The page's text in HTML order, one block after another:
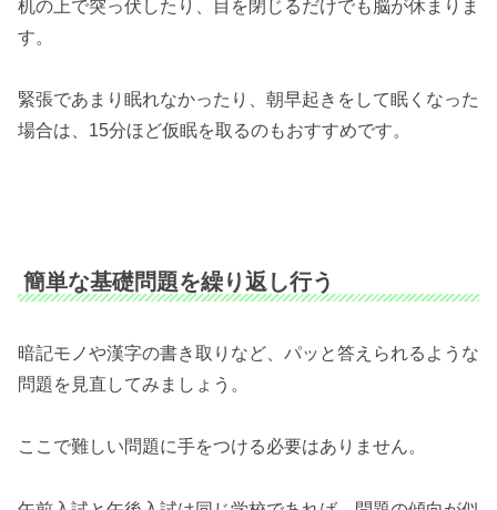
机の上で突っ伏したり、目を閉じるだけでも脳が休まりま
す。
緊張であまり眠れなかったり、朝早起きをして眠くなった
場合は、15分ほど仮眠を取るのもおすすめです。
簡単な基礎問題を繰り返し行う
暗記モノや漢字の書き取りなど、パッと答えられるような
問題を見直してみましょう。
ここで難しい問題に手をつける必要はありません。